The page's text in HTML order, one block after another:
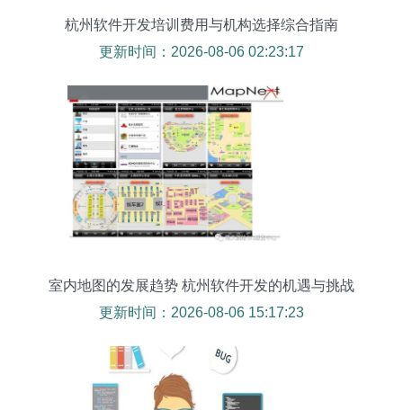
杭州软件开发培训费用与机构选择综合指南
更新时间：2026-08-06 02:23:17
室内地图的发展趋势 杭州软件开发的机遇与挑战
更新时间：2026-08-06 15:17:23